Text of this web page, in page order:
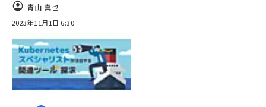
ai crunch (1353)
青山 真也
2023年11月1日 6:30